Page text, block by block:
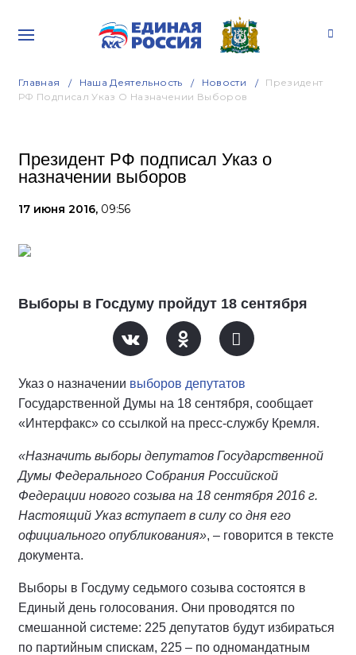
Главная Наша Деятельность Новости
Президент
РФ Подписал Указ О Назначении Выборов
Президент РФ подписал Указ о
назначении выборов
17 июня 2016, 09:56
Выборы в Госдуму пройдут 18 сентября
Указ о назначении выборов депутатов
Государственной Думы на 18 сентября, сообщает
«Интерфакс» со ссылкой на пресс-службу Кремля.
«Назначить выборы депутатов Государственной
Думы Федерального Собрания Российской
Федерации нового созыва на 18 сентября 2016 г.
Настоящий Указ вступает в силу со дня его
официального опубликования», – говорится в тексте
документа.
Выборы в Госдуму седьмого созыва состоятся в
Единый день голосования. Они проводятся по
смешанной системе: 225 депутатов будут избираться
по партийным спискам, 225 – по одномандатным